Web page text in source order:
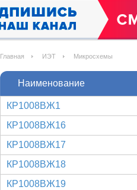
Главная ИЭТ Микросхемы
Наименование
КР1008ВЖ1
КР1008ВЖ16
КР1008ВЖ17
КР1008ВЖ18
КР1008ВЖ19